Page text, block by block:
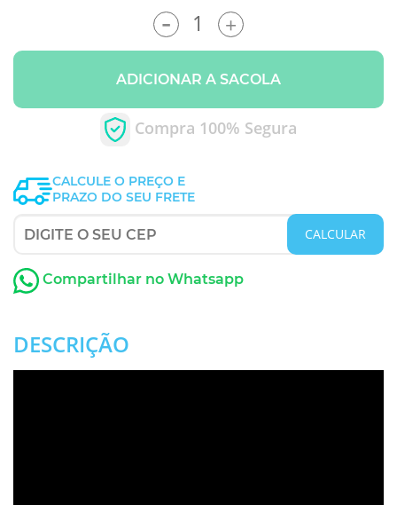
- +
ADICIONAR A SACOLA
Compra 100% Segura
CALCULE O PREÇO E
PRAZO DO SEU FRETE
CALCULAR
Compartilhar no Whatsapp
DESCRIÇÃO